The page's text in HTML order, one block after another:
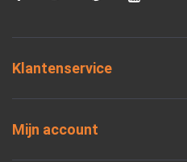
Klantenservice
Mijn account